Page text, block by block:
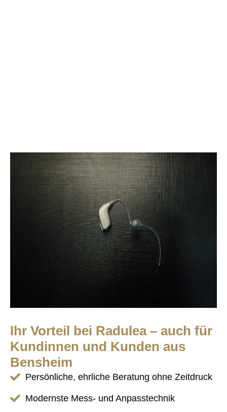
Ihr Vorteil bei Radulea – auch für
Kundinnen und Kunden aus
Bensheim
Persönliche, ehrliche Beratung ohne Zeitdruck
Modernste Mess- und Anpasstechnik